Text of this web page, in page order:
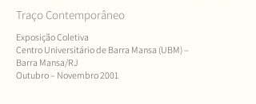
Traço Contemporâneo
Exposição Coletiva
Centro Universitário de Barra Mansa (UBM) –
Barra Mansa/RJ
Outubro – Novembro 2001